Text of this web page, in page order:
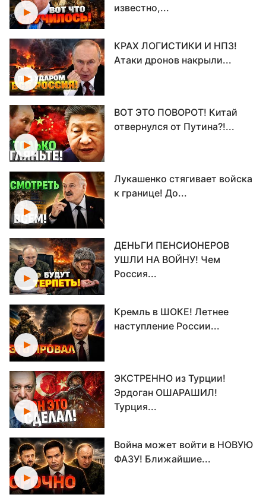
известно,...
КРАХ ЛОГИСТИКИ И НПЗ!
Атаки дронов накрыли...
ВОТ ЭТО ПОВОРОТ! Китай
отвернулся от Путина?!...
Лукашенко стягивает войска
к границе! До...
ДЕНЬГИ ПЕНСИОНЕРОВ
УШЛИ НА ВОЙНУ! Чем
Россия...
Кремль в ШОКЕ! Летнее
наступление России...
ЭКСТРЕННО из Турции!
Эрдоган ОШАРАШИЛ!
Турция...
Война может войти в НОВУЮ
ФАЗУ! Ближайшие...